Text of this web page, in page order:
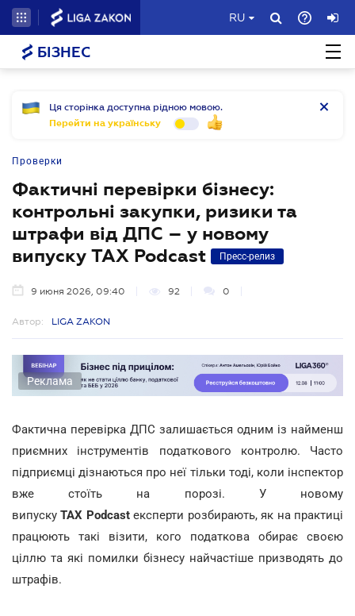
RU
БІЗНЕС
Ця сторінка доступна рідною мовою.
Перейти на українську
Проверки
Фактичні перевірки бізнесу:
контрольні закупки, ризики та
штрафи від ДПС – у новому
випуску TAX Podcast
Пресс-релиз
9 июня 2026, 09:40 92 0
Автор: LIGA ZAKON
Реклама
Фактична перевірка ДПС залишається одним із найменш
приємних інструментів податкового контролю. Часто
підприємці дізнаються про неї тільки тоді, коли інспектор
вже стоїть на порозі. У новому
випускуTAX Podcastексперти розбирають, як на практиці
працюють такі візити, кого податкова обирає своєю
ціллю та які помилки бізнесу найчастіше призводять до
штрафів.